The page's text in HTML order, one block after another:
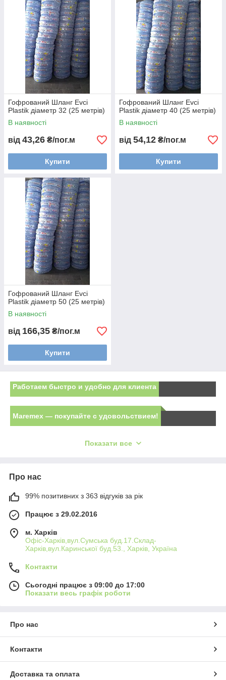
каналізації.
Ми ретельно допоможемо Вам вибрати
правильний товар і обов'язково
допоможемо з перевізником.
Гофрований Шланг Evci
Plastik діаметр 32 (25 метрів)
В наявності
від 43,26 ₴/пог.м
Купити
Гофрований Шланг Evci
Plastik діаметр 40 (25 метрів)
В наявності
від 54,12 ₴/пог.м
Купити
Гофрований Шланг Evci
Plastik діаметр 50 (25 метрів)
В наявності
від 166,35 ₴/пог.м
Купити
Работаем быстро и удобно для клиента
Maremex — покупайте с удовольствием!
Наш магазин может вам предложить
по данной продукции одновременно, и уже долгое
время. То можем вас профессионально
проконсультировать по правильному выбору
гофрированной трубки. Так как каждый производитель
имеет свои плюсы и принципиальную ценовую
Мы всегда готовы предложить вамдостойное
качествопродукции для ваших целей.
Показати все
Про нас
99% позитивних з 363 відгуків за рік
Працює з 29.02.2016
м. Харків
Офіс-Харків,вул.Сумська буд.17.Склад-
Харків,вул.Каринської буд.53., Харків, Україна
Контакти
Сьогодні працює з 09:00 до 17:00
Показати весь графік роботи
Про нас
Контакти
Доставка та оплата